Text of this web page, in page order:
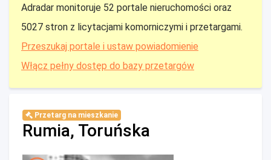
Adradar monitoruje 52 portale nieruchomości oraz
5027 stron z licytacjami komorniczymi i przetargami.
Przeszukaj portale i ustaw powiadomienie
Włącz pełny dostęp do bazy przetargów
Przetarg na mieszkanie
Rumia, Toruńska